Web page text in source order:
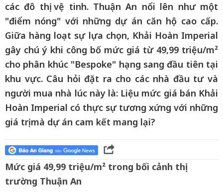
các đô thị vệ tinh. Thuận An nổi lên như một
"điểm nóng" với những dự án căn hộ cao cấp.
Giữa hàng loạt sự lựa chọn, Khải Hoàn Imperial
gây chú ý khi công bố mức giá từ 49,99 triệu/m²
cho phân khúc "Bespoke" hạng sang đầu tiên tại
khu vực. Câu hỏi đặt ra cho các nhà đầu tư và
người mua nhà lúc này là: Liệu mức giá bán Khải
Hoàn Imperial có thực sự tương xứng với những
giá trị mà dự án cam kết mang lại?
Mức giá 49,99 triệu/m² trong bối cảnh thị
trường Thuận An